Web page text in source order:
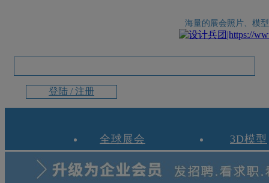
海量的展会照片、模
登陆 / 注册
全球展会 3D模型